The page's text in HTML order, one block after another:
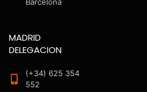
MADRID
DELEGACION
(+34) 625 354
552